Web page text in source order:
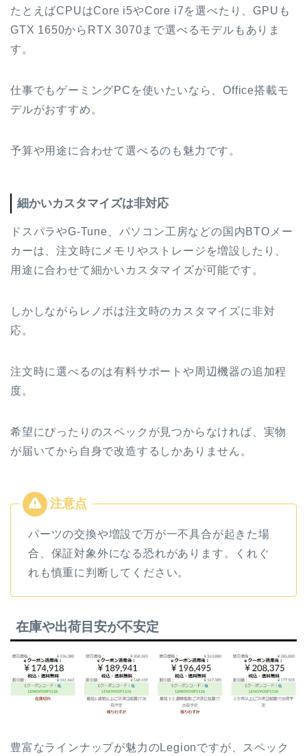
たとえばCPUはCore i5やCore i7を選べたり、GPUも
GTX 1650からRTX 3070まで選べるモデルもありま
す。
仕事でもゲーミングPCを使いたいなら、Office搭載モ
デルがおすすめ。
予算や用途に合わせて選べるのも魅力です。
細かいカスタマイズは非対応
ドスパラやG-Tune、パソコン工房などの国内BTOメー
カーは、注文時にメモリやストレージを増設したり、
用途に合わせて細かいカスタマイズが可能です。
しかしながらレノボは注文時のカスタマイズに非対
応。
注文時に選べるのは有料サポートや周辺機器の追加程
度。
希望にぴったりのスペックが見つからなければ、実物
が届いてから自身で改造するしかありません。
パーツの交換や増設で万が一不具合が起きた場
合、保証対象外になる恐れがあります。くれぐ
れも慎重に判断してください。
在庫や出荷目安が不安定
豊富なラインナップが魅力のLegionですが、スペック